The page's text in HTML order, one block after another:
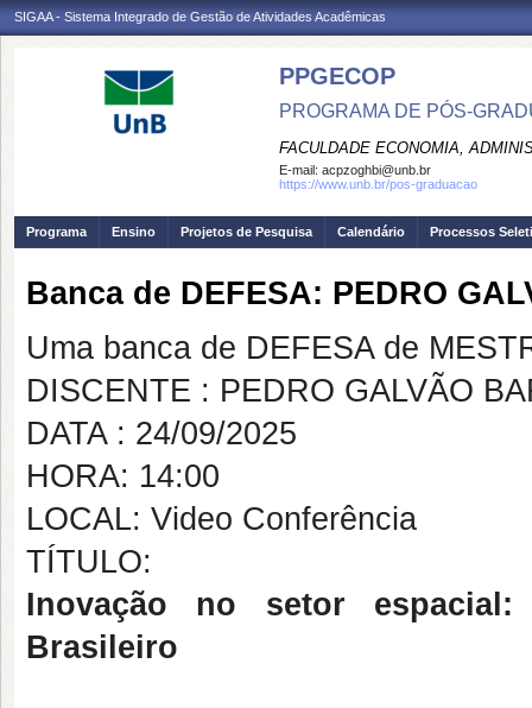
SIGAA - Sistema Integrado de Gestão de Atividades Acadêmicas
PPGECOP
PROGRAMA DE PÓS-
FACULDADE ECONOMIA,
E-mail: acpzoghbi@unb.br
https://www.unb.br/pos-graduacao
Programa Ensino Projetos de Pesquisa Calendário Processos
Banca de DEFESA: PEDRO
Uma banca de DEFESA de
DISCENTE : PEDRO GALVÃO
DATA : 24/09/2025
HORA: 14:00
LOCAL: Video Conferência
TÍTULO:
Inovação no setor
Brasileiro